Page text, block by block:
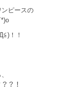
ピースの
！！
？！